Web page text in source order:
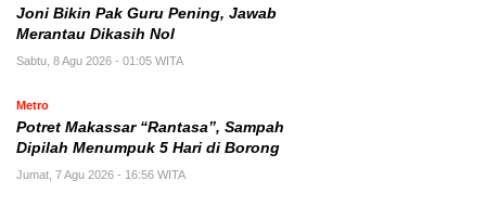
Joni Bikin Pak Guru Pening, Jawab
Merantau Dikasih Nol
Sabtu, 8 Agu 2026 - 01:05 WITA
Metro
Potret Makassar “Rantasa”, Sampah
Dipilah Menumpuk 5 Hari di Borong
Jumat, 7 Agu 2026 - 16:56 WITA